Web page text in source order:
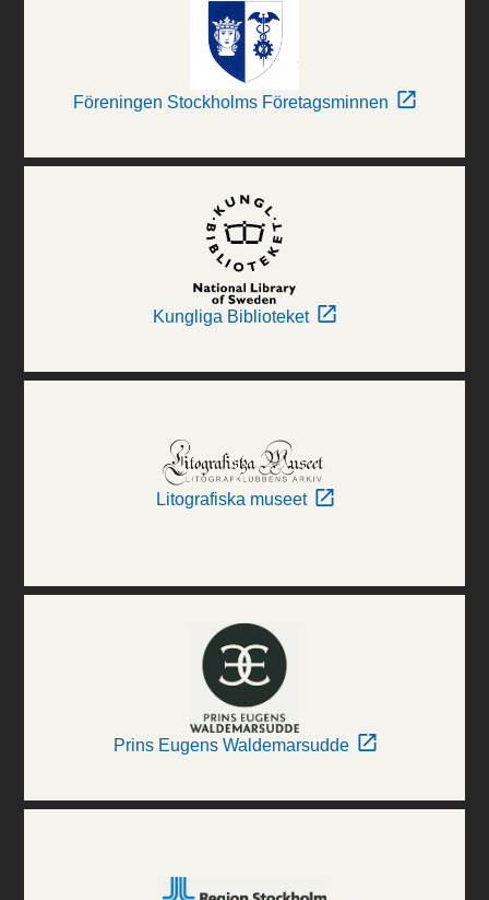
Föreningen Stockholms Företagsminnen
Kungliga Biblioteket
Litografiska museet
Prins Eugens Waldemarsudde